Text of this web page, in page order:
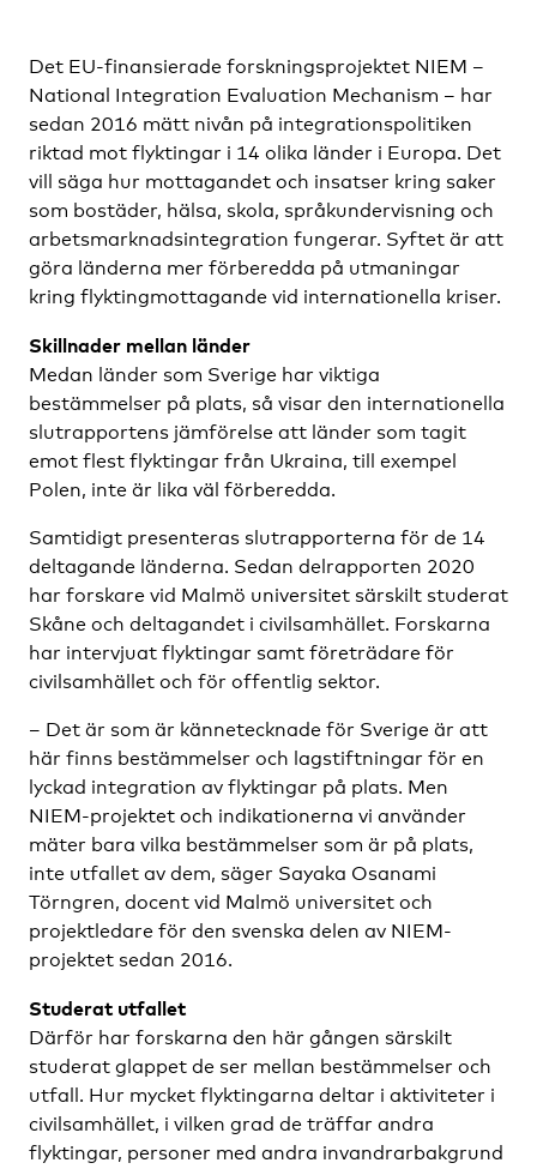
Det EU-finansierade forskningsprojektet NIEM –
National Integration Evaluation Mechanism – har
sedan 2016 mätt nivån på integrationspolitiken
riktad mot flyktingar i 14 olika länder i Europa. Det
vill säga hur mottagandet och insatser kring saker
som bostäder, hälsa, skola, språkundervisning och
arbetsmarknadsintegration fungerar. Syftet är att
göra länderna mer förberedda på utmaningar
kring flyktingmottagande vid internationella kriser.
Skillnader mellan länder
Medan länder som Sverige har viktiga
bestämmelser på plats, så visar den internationella
slutrapportens jämförelse att länder som tagit
emot flest flyktingar från Ukraina, till exempel
Polen, inte är lika väl förberedda.
Samtidigt presenteras slutrapporterna för de 14
deltagande länderna. Sedan delrapporten 2020
har forskare vid Malmö universitet särskilt studerat
Skåne och deltagandet i civilsamhället. Forskarna
har intervjuat flyktingar samt företrädare för
civilsamhället och för offentlig sektor.
– Det är som är kännetecknade för Sverige är att
här finns bestämmelser och lagstiftningar för en
lyckad integration av flyktingar på plats. Men
NIEM-projektet och indikationerna vi använder
mäter bara vilka bestämmelser som är på plats,
inte utfallet av dem, säger Sayaka Osanami
Törngren, docent vid Malmö universitet och
projektledare för den svenska delen av NIEM-
projektet sedan 2016.
Studerat utfallet
Därför har forskarna den här gången särskilt
studerat glappet de ser mellan bestämmelser och
utfall. Hur mycket flyktingarna deltar i aktiviteter i
civilsamhället, i vilken grad de träffar andra
flyktingar, personer med andra invandrarbakgrund